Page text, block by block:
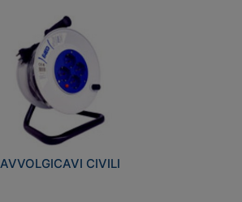
AVVOLGICAVI CIVILI